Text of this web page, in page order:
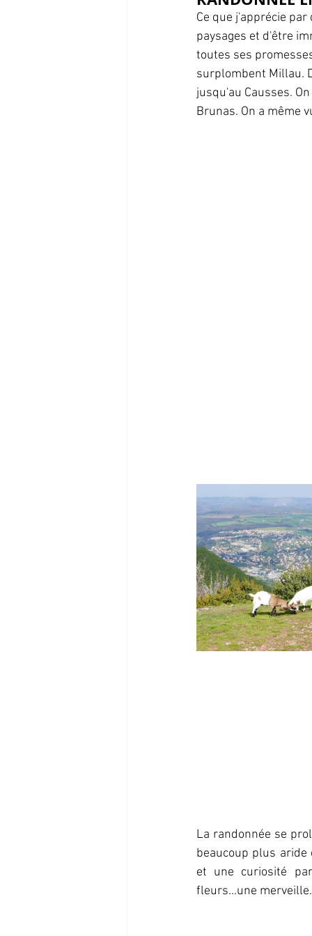
Ce que j'apprécie
paysages et d'être
toutes ses
surplombent Millau.
jusqu'au Causses.
Brunas. On a même
La randonnée se
beaucoup plus
et une curiosité
fleurs...une merveille.